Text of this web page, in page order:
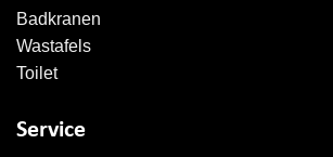
Badkranen
Wastafels
Toilet
Service